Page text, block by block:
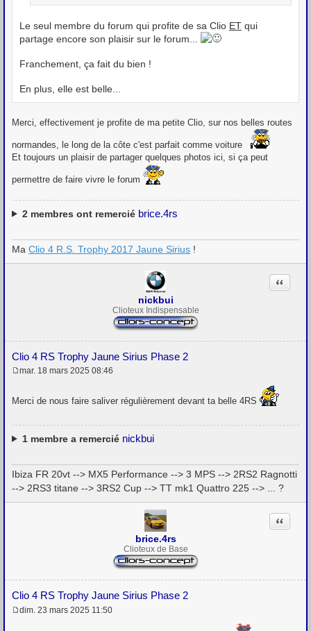
Le seul membre du forum qui profite de sa Clio ET qui
partage encore son plaisir sur le forum...
Franchement, ça fait du bien !
En plus, elle est belle...
Merci, effectivement je profite de ma petite Clio, sur nos belles routes
normandes, le long de la côte c'est parfait comme voiture
Et toujours un plaisir de partager quelques photos ici, si ça peut
permettre de faire vivre le forum
2membres ont remercié brice.4rs
Ma Clio 4 R.S. Trophy 2017 Jaune Sirius !
nickbui
Clioteux Indispensable
Clio 4 RS Trophy Jaune Sirius Phase 2
Citation
s
g
e
mar. 18 mars 2025 08:46
Merci de nous faire saliver régulièrement devant ta belle 4RS
1membre a remercié nickbui
Ibiza FR 20vt --> MX5 Performance --> 3 MPS --> 2RS2 Ragnotti
--> 2RS3 titane --> 3RS2 Cup --> TT mk1 Quattro 225 --> ... ?
brice.4rs
Clioteux de Base
Clio 4 RS Trophy Jaune Sirius Phase 2
Citation
dim. 23 mars 2025 11:50